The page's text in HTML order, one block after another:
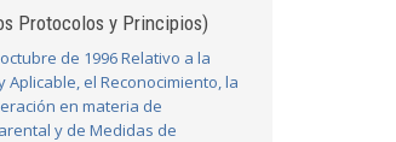
Protocolos y Principios)
de 1996 Relativo a la
Aplicable, el Reconocimiento, la
en materia de
y de Medidas de